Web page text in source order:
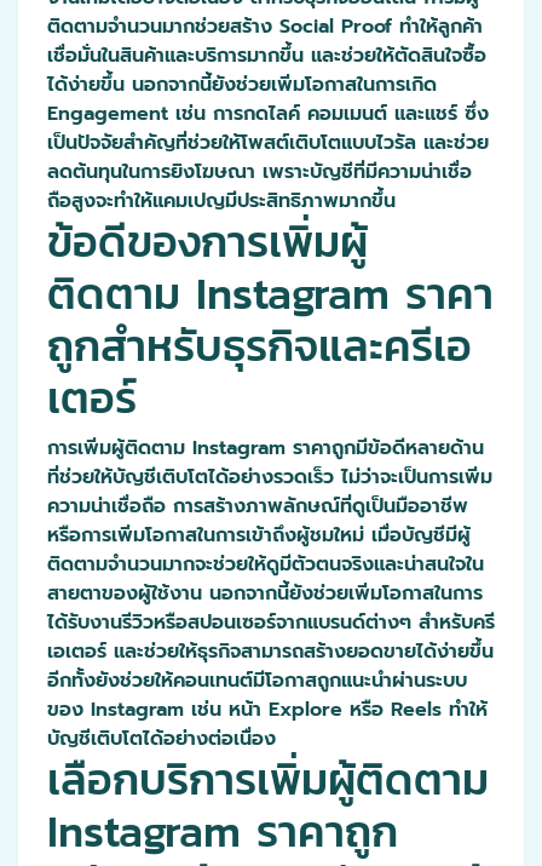
ติดตามจำนวนมากช่วยสร้าง Social Proof ทำให้ลูกค้า
เชื่อมั่นในสินค้าและบริการมากขึ้น และช่วยให้ตัดสินใจซื้อ
ได้ง่ายขึ้น นอกจากนี้ยังช่วยเพิ่มโอกาสในการเกิด
Engagement เช่น การกดไลค์ คอมเมนต์ และแชร์ ซึ่ง
เป็นปัจจัยสำคัญที่ช่วยให้โพสต์เติบโตแบบไวรัล และช่วย
ลดต้นทุนในการยิงโฆษณา เพราะบัญชีที่มีความน่าเชื่อ
ถือสูงจะทำให้แคมเปญมีประสิทธิภาพมากขึ้น
ข้อดีของการเพิ่มผู้
ติดตาม Instagram ราคา
ถูกสำหรับธุรกิจและครีเอ
เตอร์
การเพิ่มผู้ติดตาม Instagram ราคาถูกมีข้อดีหลายด้าน
ที่ช่วยให้บัญชีเติบโตได้อย่างรวดเร็ว ไม่ว่าจะเป็นการเพิ่ม
ความน่าเชื่อถือ การสร้างภาพลักษณ์ที่ดูเป็นมืออาชีพ
หรือการเพิ่มโอกาสในการเข้าถึงผู้ชมใหม่ เมื่อบัญชีมีผู้
ติดตามจำนวนมากจะช่วยให้ดูมีตัวตนจริงและน่าสนใจใน
สายตาของผู้ใช้งาน นอกจากนี้ยังช่วยเพิ่มโอกาสในการ
ได้รับงานรีวิวหรือสปอนเซอร์จากแบรนด์ต่างๆ สำหรับครี
เอเตอร์ และช่วยให้ธุรกิจสามารถสร้างยอดขายได้ง่ายขึ้น
อีกทั้งยังช่วยให้คอนเทนต์มีโอกาสถูกแนะนำผ่านระบบ
ของ Instagram เช่น หน้า Explore หรือ Reels ทำให้
บัญชีเติบโตได้อย่างต่อเนื่อง
เลือกบริการเพิ่มผู้ติดตาม
Instagram ราคาถูก